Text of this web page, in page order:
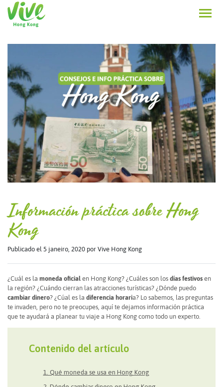
Información práctica sobre Hong
Kong
Publicado el 5 janeiro, 2020 por Vive Hong Kong
¿Cuál es la moneda oficial en Hong Kong? ¿Cuáles son los días festivos en
la región? ¿Cuándo cierran las atracciones turísticas? ¿Dónde puedo
cambiar dinero? ¿Cúal es la diferencia horaria? Lo sabemos, las preguntas
te invaden, pero no te preocupes, aquí te dejamos información práctica
que te ayudará a planear tu viaje a Hong Kong como todo un experto.
Contenido del artículo
1. Qué moneda se usa en Hong Kong